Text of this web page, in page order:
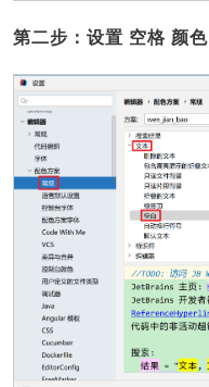
第二步：设置 空格 颜色